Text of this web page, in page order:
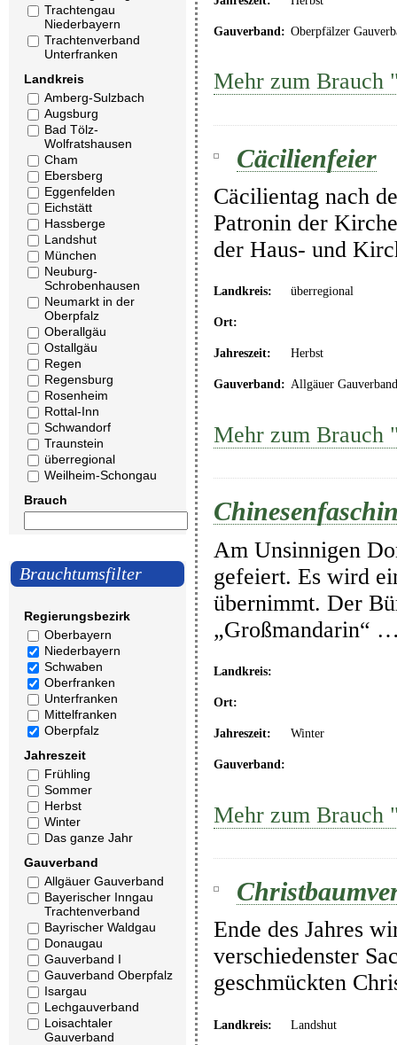
Trachtengau
Niederbayern
Trachtenverband
Unterfranken
Landkreis
Amberg-Sulzbach
Augsburg
Bad Tölz-
Wolfratshausen
Cham
Ebersberg
Eggenfelden
Eichstätt
Hassberge
Landshut
München
Neuburg-
Schrobenhausen
Neumarkt in der
Oberpfalz
Oberallgäu
Ostallgäu
Regen
Regensburg
Rosenheim
Rottal-Inn
Schwandorf
Traunstein
überregional
Weilheim-Schongau
Brauch
Brauchtumsfilter
Regierungsbezirk
Oberbayern
Niederbayern
Schwaben
Oberfranken
Unterfranken
Mittelfranken
Oberpfalz
Jahreszeit
Frühling
Sommer
Herbst
Winter
Das ganze Jahr
Gauverband
Allgäuer Gauverband
Bayerischer Inngau
Trachtenverband
Bayrischer Waldgau
Donaugau
Gauverband I
Gauverband Oberpfalz
Isargau
Lechgauverband
Loisachtaler
Gauverband
Gauverband: Oberpfälzer
Mehr zum Brauch
Cäcilienfeier
Cäcilientag nach
Patronin der
der Haus- und
Landkreis: überregional
Ort:
Jahreszeit: Herbst
Gauverband: Allgäuer Gauverband
Mehr zum Brauch
Am Unsinnigen
gefeiert. Es wird
übernimmt. Der
„Großmandarin“
Landkreis:
Ort:
Jahreszeit: Winter
Gauverband:
Mehr zum Brauch
Ende des Jahres
verschiedenster
geschmückten
Landkreis: Landshut